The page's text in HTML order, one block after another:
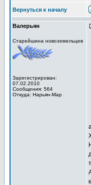
Вернуться к началу
Валерьян
Старейшина новоземельцев
Зарегистрирован:
07.02.2010
Сообщения: 564
Откуда: Нарьян-Мар